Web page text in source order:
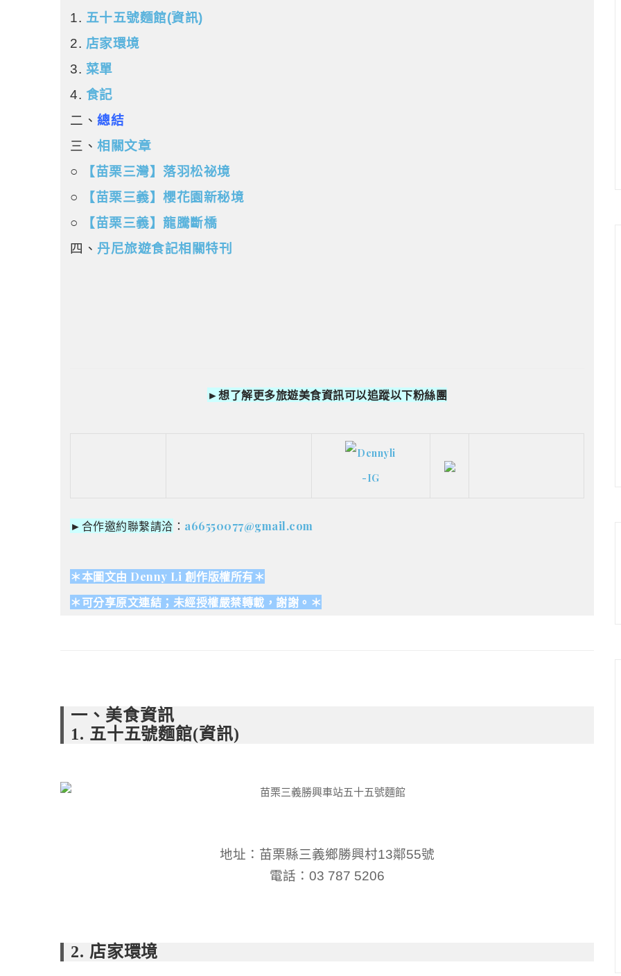
1. 五十五號麵館(資訊)
2. 店家環境
3. 菜單
4. 食記
二、 總結
三、 相關文章
○
【苗栗三灣】落羽松祕境
○
【苗栗三義】櫻花園新秘境
○
【苗栗三義】龍騰斷橋
四、 丹尼旅遊食記相關特刊
►想了解更多旅遊美食資訊可以追蹤以下粉絲團
►合作邀約聯繫請洽 ： a66550077@gmail.com
＊本圖文由 Denny Li 創作版權所有＊
＊可分享原文連結；未經授權嚴禁轉載，謝謝。＊
一、美食資訊
1. 五十五號麵館(資訊)
地址：苗栗縣三義鄉勝興村13鄰55號
電話：03 787 5206
2. 店家環境